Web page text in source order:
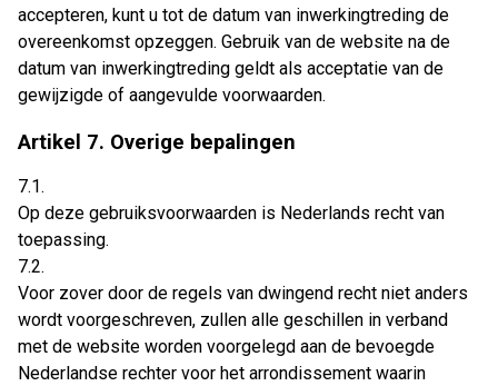
accepteren, kunt u tot de datum van inwerkingtreding de
overeenkomst opzeggen. Gebruik van de website na de
datum van inwerkingtreding geldt als acceptatie van de
gewijzigde of aangevulde voorwaarden.
Artikel 7. Overige bepalingen
7.1.
Op deze gebruiksvoorwaarden is Nederlands recht van
toepassing.
7.2.
Voor zover door de regels van dwingend recht niet anders
wordt voorgeschreven, zullen alle geschillen in verband
met de website worden voorgelegd aan de bevoegde
Nederlandse rechter voor het arrondissement waarin